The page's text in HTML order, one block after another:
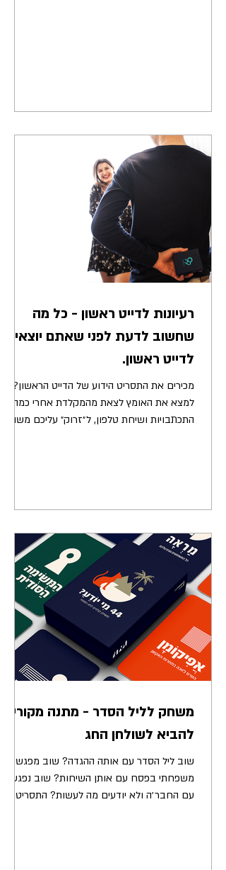
רעיונות לדייט ראשון - כל מה
שחשוב לדעת לפני שאתם יוצאים
לדייט ראשון.
מכירים את התסריט הידוע של הדייט הראשון?
למצא את האומץ לצאת מהמקלדת אחרי כמה
התכתבויות ושיחת טלפון, ל״זרוק״ עליכם משהו
משחק לליל הסדר - מתנה מקורית
להביא לשולחן החג
שוב ליל הסדר עם אותה ההגדה? שוב מפגש
משפחתי בפסח עם אותן השיחות? שוב נפגשים
עם החבר׳ה ולא יודעים מה לעשות? התסריט